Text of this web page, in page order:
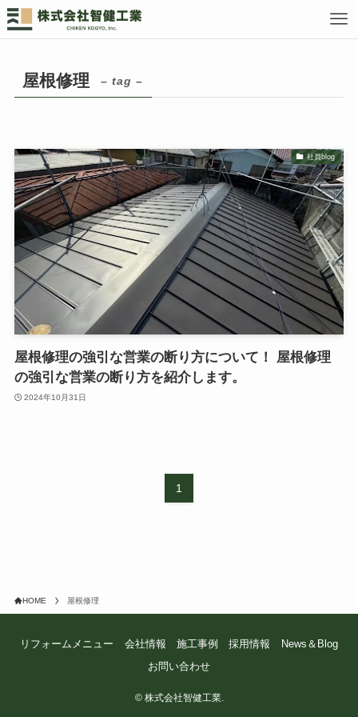
屋根修理 – tag –
社員blog
屋根修理の強引な営業の断り方について！ 屋根修理
の強引な営業の断り方を紹介します。
2024年10月31日
1
HOME 屋根修理
リフォームメニュー 会社情報 施工事例 採用情報
News＆Blog
お問い合わせ
©株式会社智健工業.